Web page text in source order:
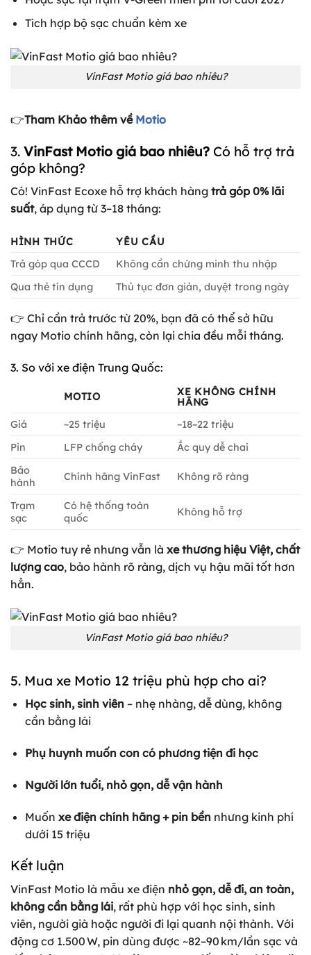
Tích hợp bộ sạc chuẩn kèm xe
VinFast Motio giá bao nhiêu?
👉Tham Khảo thêm về Motio
3. VinFast Motio giá bao nhiêu? Có hỗ trợ trả
góp không?
Có! VinFast Ecoxe hỗ trợ khách hàng trả góp 0% lãi
suất, áp dụng từ 3–18 tháng:
HÌNH THỨC
YÊU CẦU
Trả góp qua CCCD
Không cần chứng minh thu nhập
Qua thẻ tín dụng
Thủ tục đơn giản, duyệt trong ngày
👉 Chỉ cần trả trước từ 20%, bạn đã có thể sở hữu
ngay Motio chính hãng, còn lại chia đều mỗi tháng.
3. So với xe điện Trung Quốc:
MOTIO
XE KHÔNG CHÍNH
HÃNG
Giá
~25 triệu
~18–22 triệu
Pin
LFP chống cháy
Ắc quy dễ chai
Bảo
hành
Chính hãng VinFast Không rõ ràng
Trạm
sạc
Có hệ thống toàn
quốc
Không hỗ trợ
👉 Motio tuy rẻ nhưng vẫn là xe thương hiệu Việt, chất
lượng cao, bảo hành rõ ràng, dịch vụ hậu mãi tốt hơn
hẳn.
VinFast Motio giá bao nhiêu?
5. Mua xe Motio 12 triệu phù hợp cho ai?
Học sinh, sinh viên – nhẹ nhàng, dễ dùng, không
cần bằng lái
Phụ huynh muốn con có phương tiện đi học
Người lớn tuổi, nhỏ gọn, dễ vận hành
Muốn xe điện chính hãng + pin bền nhưng kinh phí
dưới 15 triệu
Kết luận
VinFast Motio là mẫu xe điện nhỏ gọn, dễ đi, an toàn,
không cần bằng lái, rất phù hợp với học sinh, sinh
viên, người già hoặc người đi lại quanh nội thành. Với
động cơ 1.500 W, pin dùng được ~82–90 km/lần sạc và